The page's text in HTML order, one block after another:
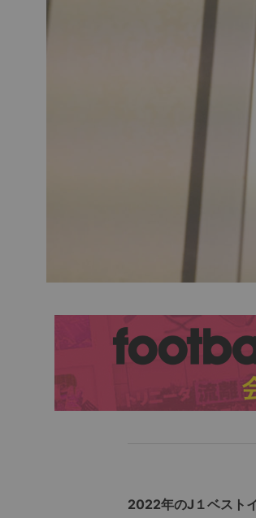
2022年のJ１ベスト